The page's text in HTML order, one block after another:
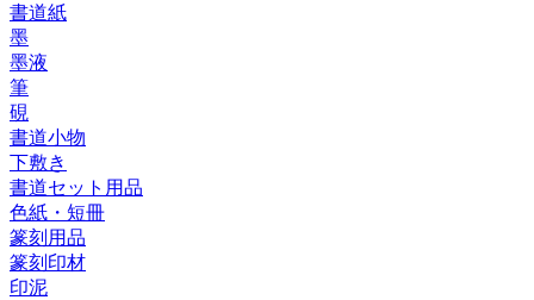
書道紙
墨
墨液
筆
硯
書道小物
下敷き
書道セット用品
色紙・短冊
篆刻用品
篆刻印材
印泥